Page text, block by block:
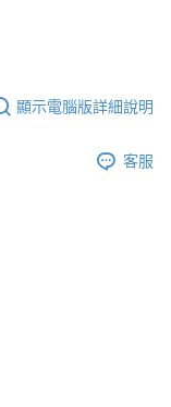
顯示電腦版詳細說明
客服